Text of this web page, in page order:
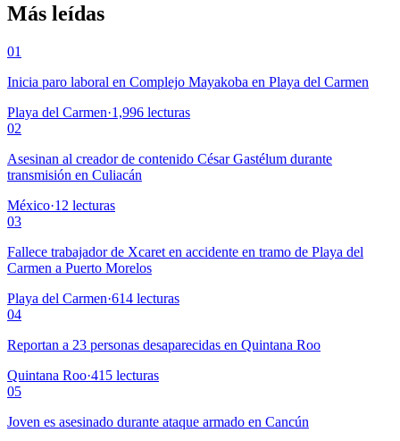
Más leídas
01
Inicia paro laboral en Complejo Mayakoba en Playa del Carmen
Playa del Carmen·1,996 lecturas
02
Asesinan al creador de contenido César Gastélum durante
transmisión en Culiacán
México·12 lecturas
03
Fallece trabajador de Xcaret en accidente en tramo de Playa del
Carmen a Puerto Morelos
Playa del Carmen·614 lecturas
04
Reportan a 23 personas desaparecidas en Quintana Roo
Quintana Roo·415 lecturas
05
Joven es asesinado durante ataque armado en Cancún